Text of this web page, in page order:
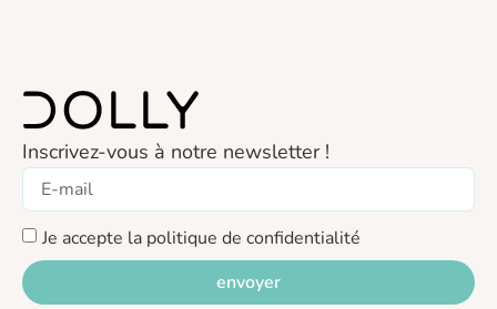
Inscrivez-vous à notre newsletter !
Je accepte la politique de confidentialité
envoyer